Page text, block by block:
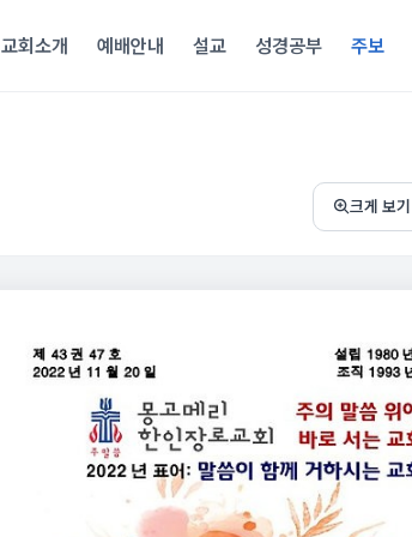
교회소개 예배안내 설교 성경공부 주보
크게 보기